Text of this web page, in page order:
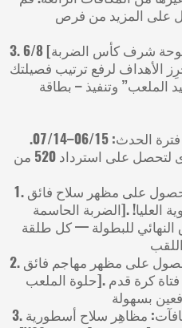
على المزيد من فرص
3. 6/8 [لوحة شرف كأس الضربة]: قاتِل من أجل فصيلتك! انضم
الأهداف لرفع ترتيب فصيلتك
الملعب” وتنفيذ – بطاقة
تصريح الهجوم "حمّى الملعب"، فترة الحدث: 06/15–07/14.
وصل إلى الحد الأقصى للمستوى لتحصل على استرداد 520 من
1. افتح التصريح المميز للحصول على مظهر سلاح فائق [Kala –
الضربة الحاسمة]. تسديدة طائرة مباشرة إلى الزاوية العليا!
النهائي للبطولة — كل طلقة
2. افتح تصريح النخبة للحصول على مظهر مهاجم فائق [EMMA –
حلوة الملعب]. خلف ذلك الوجه اللطيف تختبئ فتاة كرة قدم
3. المزيد من المكافآت: مظاهِر سلاح أسطورية [Spear - فينوم]